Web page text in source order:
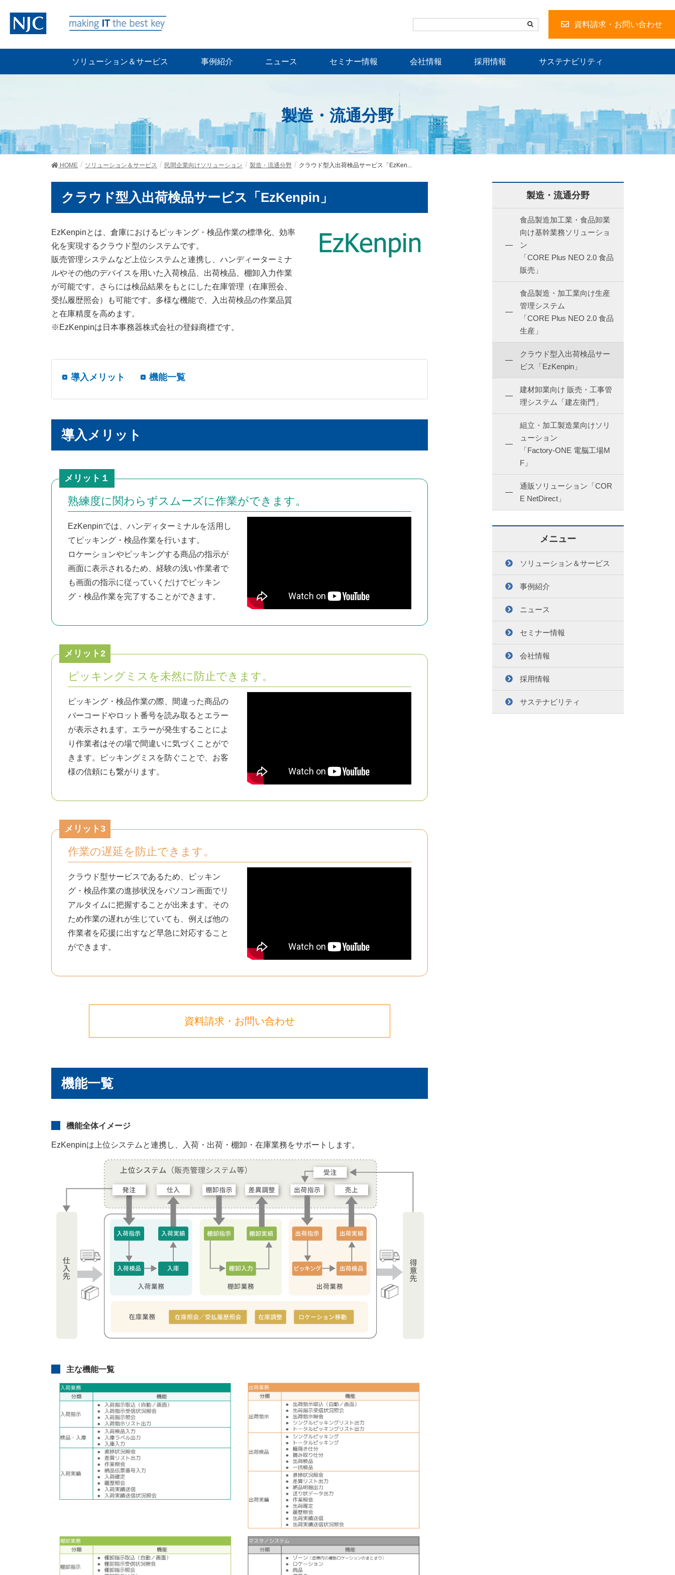
資料請求・お問い合わせ
ソリューション＆サービス 事例紹介 ニュース セミナー情報 会社情報 採用情報 サステナビリティ
製造・流通分野
HOME ソリューション＆サービス 民間企業向けソリューション 製造・流通分野 クラウド型入出荷検品サービス「EzKen...
クラウド型入出荷検品サービス「EzKenpin」
EzKenpinとは、倉庫におけるピッキング・検品作業の標準化、効率
化を実現するクラウド型のシステムです。
販売管理システムなど上位システムと連携し、ハンディーターミナ
ルやその他のデバイスを用いた入荷検品、出荷検品、棚卸入力作業
が可能です。さらには検品結果をもとにした在庫管理（在庫照会、
受払履歴照会）も可能です。多様な機能で、入出荷検品の作業品質
と在庫精度を高めます。
※EzKenpinは日本事務器株式会社の登録商標です。
導入メリット 機能一覧
導入メリット
メリット１
熟練度に関わらずスムーズに作業ができます。
EzKenpinでは、ハンディターミナルを活用し
てピッキング・検品作業を行います。
ロケーションやピッキングする商品の指示が
画面に表示されるため、経験の浅い作業者で
も画面の指示に従っていくだけでピッキン
グ・検品作業を完了することができます。
メリット2
ピッキングミスを未然に防止できます。
ピッキング・検品作業の際、間違った商品の
バーコードやロット番号を読み取るとエラー
が表示されます。エラーが発生することによ
り作業者はその場で間違いに気づくことがで
きます。ピッキングミスを防ぐことで、お客
様の信頼にも繋がります。
メリット3
作業の遅延を防止できます。
クラウド型サービスであるため、ピッキン
グ・検品作業の進捗状況をパソコン画面でリ
アルタイムに把握することが出来ます。その
ため作業の遅れが生じていても、例えば他の
作業者を応援に出すなど早急に対応すること
ができます。
資料請求・お問い合わせ
機能一覧
機能全体イメージ
EzKenpinは上位システムと連携し、入荷・出荷・棚卸・在庫業務をサポートします。
主な機能一覧
製造・流通分野
食品製造加工業・食品卸業
向け基幹業務ソリューショ
ン
「CORE Plus NEO 2.0 食品
販売」
食品製造・加工業向け生産
管理システム
「CORE Plus NEO 2.0 食品
生産」
クラウド型入出荷検品サー
ビス「EzKenpin」
建材卸業向け 販売・工事管
理システム「建左衛門」
組立・加工製造業向けソリ
ューション
「Factory-ONE 電脳工場M
F」
通販ソリューション「COR
E NetDirect」
メニュー
ソリューション＆サービス
事例紹介
ニュース
セミナー情報
会社情報
採用情報
サステナビリティ